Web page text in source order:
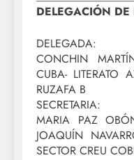
DELEGACIÓN
DELEGADA:
CONCHIN
CUBA- LITERATO
RUZAFA B
SECRETARIA:
MARIA PAZ
JOAQUÍN
SECTOR CREU